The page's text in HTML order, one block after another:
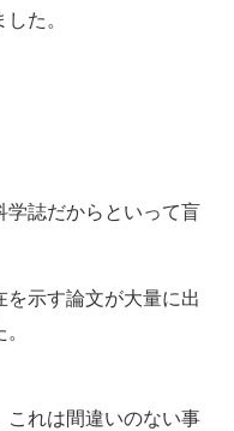
た。
学誌だからといって盲
示す論文が大量に出
、これは間違いのない事